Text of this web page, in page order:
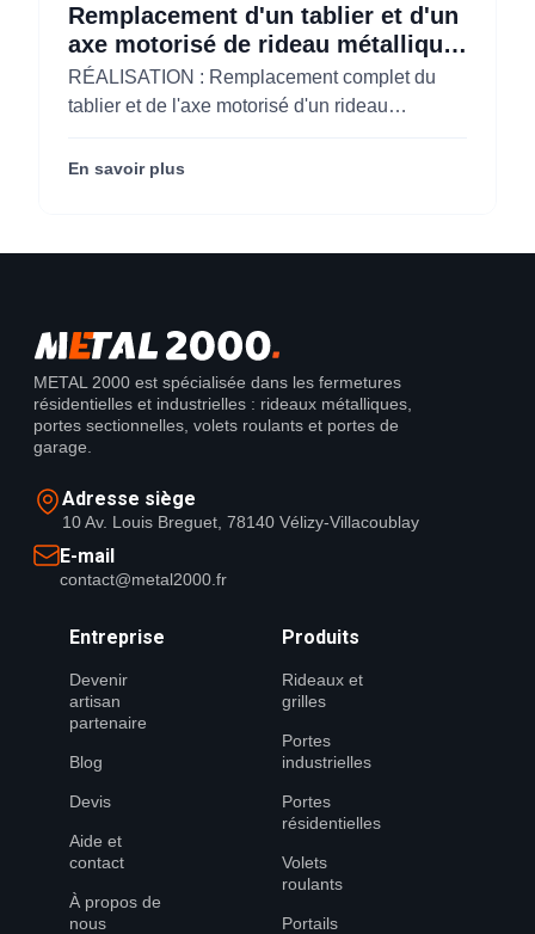
Remplacement d'un tablier et d'un
axe motorisé de rideau métallique
pour M'CHADAL (Optical Center)
(95)
RÉALISATION : Remplacement complet du
tablier et de l'axe motorisé d'un rideau
Center) (95290).
En savoir plus
METAL 2000 est spécialisée dans les fermetures
résidentielles et industrielles : rideaux métalliques,
portes sectionnelles, volets roulants et portes de
garage.
Adresse siège
10 Av. Louis Breguet, 78140 Vélizy-Villacoublay
E-mail
contact@metal2000.fr
Entreprise
Devenir
artisan
partenaire
Blog
Devis
Aide et
contact
À propos de
nous
Produits
Rideaux et
grilles
Portes
industrielles
Portes
résidentielles
Volets
roulants
Portails